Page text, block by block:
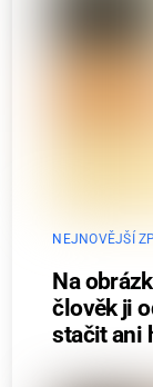
NEJNOVĚJŠÍ
Na
člověk ji
stačit ani